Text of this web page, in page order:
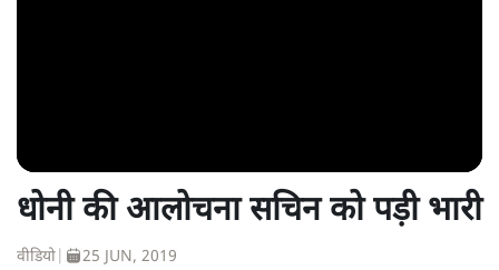
धोनी की आलोचना सचिन को पड़ी भारी
वीडियो 25 JUN, 2019